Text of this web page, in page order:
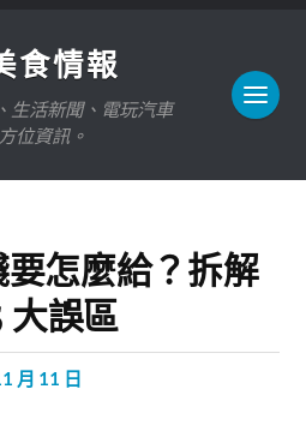
食情報
生活新聞、電玩汽車
位資訊。
怎麼給？拆解
大誤區
月 11 日